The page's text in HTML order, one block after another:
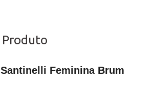
Produto
Feminina Brum